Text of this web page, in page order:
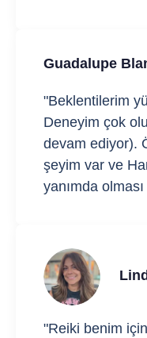
"Beklentilerim
Deneyim çok
devam ediyor).
şeyim var ve
yanımda
Guadalupe
"Reiki benim